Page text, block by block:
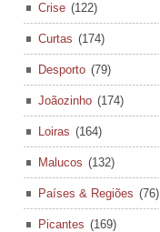
Crise (122)
Curtas (174)
Desporto (79)
Joãozinho (174)
Loiras (164)
Malucos (132)
Países & Regiões (76)
Picantes (169)